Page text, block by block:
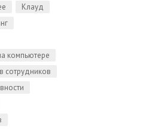
Клауд
компьютере
сотрудников